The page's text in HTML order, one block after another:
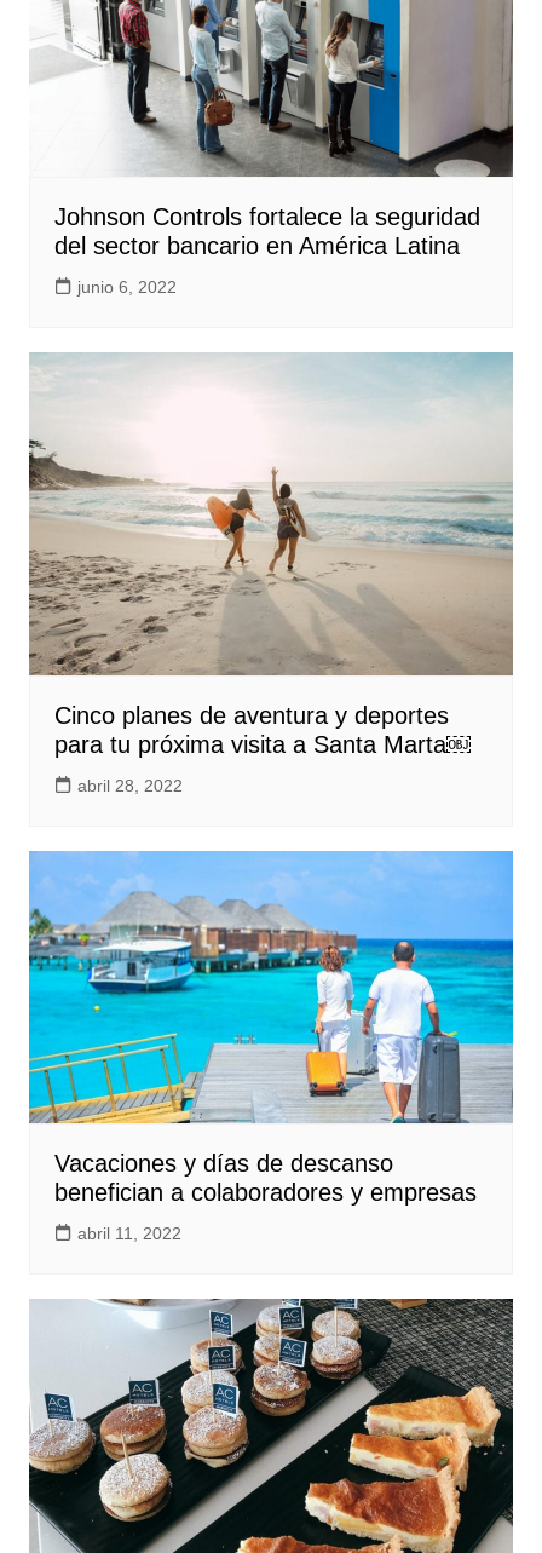
Johnson Controls fortalece la seguridad
del sector bancario en América Latina
junio 6, 2022
Cinco planes de aventura y deportes
para tu próxima visita a Santa Marta￼
abril 28, 2022
Vacaciones y días de descanso
benefician a colaboradores y empresas
abril 11, 2022